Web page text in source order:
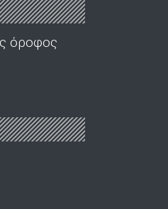
όροφος